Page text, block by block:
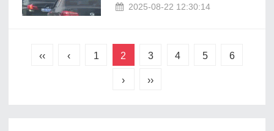
2025-08-22 12:30:14
‹‹ ‹ 1 2 3 4 5 6
› ››